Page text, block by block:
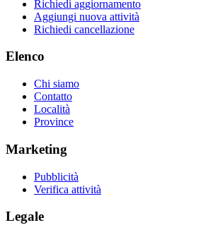
Richiedi aggiornamento
Aggiungi nuova attività
Richiedi cancellazione
Elenco
Chi siamo
Contatto
Località
Province
Marketing
Pubblicità
Verifica attività
Legale